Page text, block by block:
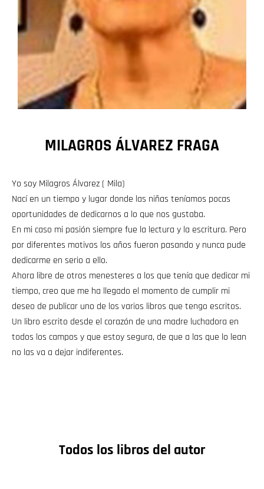
MILAGROS ÁLVAREZ FRAGA
Yo soy Milagros Álvarez ( Mila)
Nací en un tiempo y lugar donde las niñas teníamos pocas
oportunidades de dedicarnos a lo que nos gustaba.
En mi caso mi pasión siempre fue la lectura y la escritura. Pero
por diferentes motivos los años fueron pasando y nunca pude
dedicarme en serio a ello.
Ahora libre de otros menesteres a los que tenía que dedicar mi
tiempo, creo que me ha llegado el momento de cumplir mi
deseo de publicar uno de los varios libros que tengo escritos.
Un libro escrito desde el corazón de una madre luchadora en
todos los campos y que estoy segura, de que a las que lo lean
no las va a dejar indiferentes.
Todos los libros del autor